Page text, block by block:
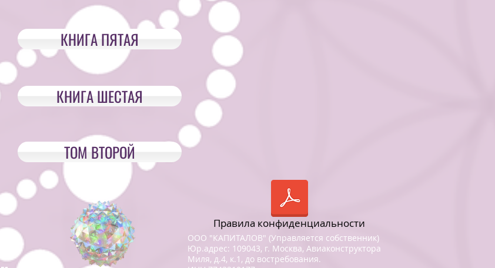
КНИГА ПЯТАЯ
КНИГА ШЕСТАЯ
ТОМ ВТОРОЙ
Правила конфиденциальности
ООО "КАПИТАЛОВ" (Управляется собственник)
Юр.адрес: 109043, г. Москва, Авиаконструктора
Миля, д.4, к.1, до востребования.